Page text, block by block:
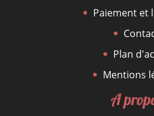
Paiement et
Plan
Mentions
A